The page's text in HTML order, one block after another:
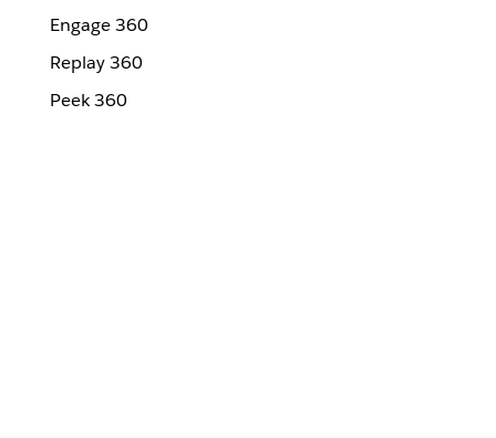
Engage 360
Replay 360
Peek 360